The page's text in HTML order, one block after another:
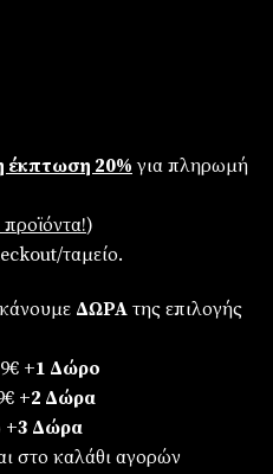
έκπτωση 20% για πληρωμή
)
ταμείο.
ΔΩΡΑ της επιλογής
+1 Δώρο
+2 Δώρα
+3 Δώρα
στο καλάθι αγορών